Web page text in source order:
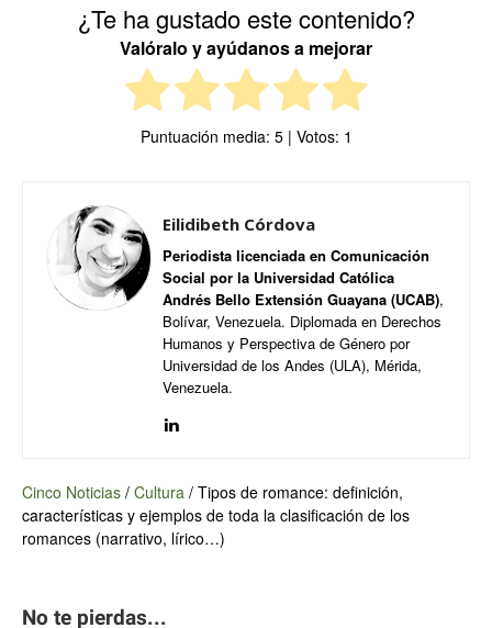
¿Te ha gustado este contenido?
Valóralo y ayúdanos a mejorar
Puntuación media: 5| Votos: 1
Eilidibeth Córdova
Periodista licenciada en Comunicación
Social por la Universidad Católica
Andrés Bello Extensión Guayana (UCAB),
Bolívar, Venezuela. Diplomada en Derechos
Humanos y Perspectiva de Género por
Universidad de los Andes (ULA), Mérida,
Venezuela.
Cinco Noticias / Cultura / Tipos de romance: definición,
características y ejemplos de toda la clasificación de los
romances (narrativo, lírico…)
No te pierdas...